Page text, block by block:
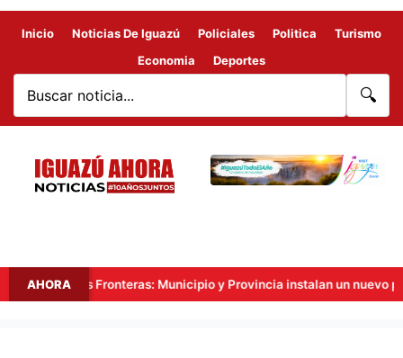
Inicio Noticias De Iguazú Policiales Politica
Turismo
Economia
Deportes
🔍
AHORA
Hito Tres Fronteras: Municipio y Provincia instalan un nuevo